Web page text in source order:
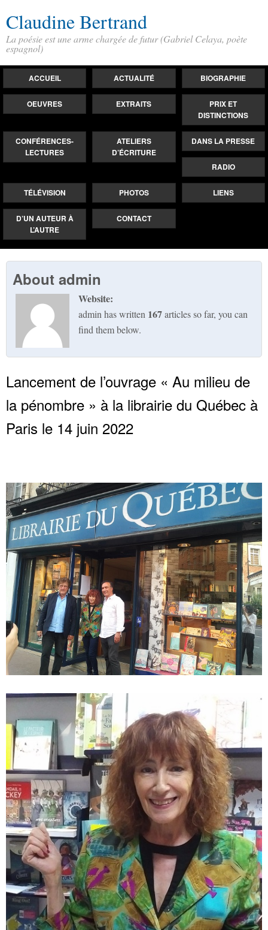
Claudine Bertrand
La poésie est une arme chargée de futur (Gabriel Celaya, poète
espagnol)
ACCUEIL ACTUALITÉ BIOGRAPHIE
OEUVRES EXTRAITS
PRIX ET
DISTINCTIONS
CONFÉRENCES-
LECTURES
ATELIERS
D’ÉCRITURE
DANS LA PRESSE
RADIO
TÉLÉVISION PHOTOS LIENS
D’UN AUTEUR À
L’AUTRE
CONTACT
About admin
Website:
admin has written 167articles so far, you can
find them below.
Lancement de l’ouvrage « Au milieu de
la pénombre » à la librairie du Québec à
Paris le 14 juin 2022